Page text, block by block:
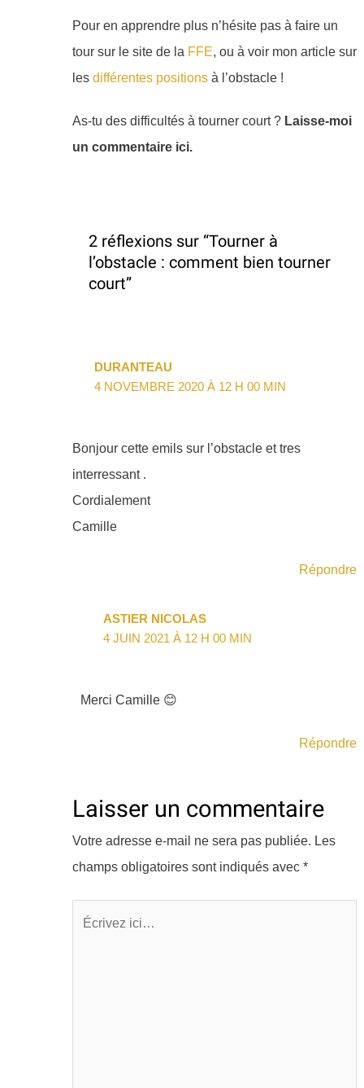
Pour en apprendre plus n’hésite pas à faire un
tour sur le site de la FFE, ou à voir mon article sur
les différentes positions à l’obstacle !
As-tu des difficultés à tourner court ? Laisse-moi
un commentaire ici.
2 réflexions sur “Tourner à
l’obstacle : comment bien tourner
court”
DURANTEAU
4 NOVEMBRE 2020 À 12 H 00 MIN
Bonjour cette emils sur l’obstacle et tres
interressant .
Cordialement
Camille
Répondre
ASTIER NICOLAS
4 JUIN 2021 À 12 H 00 MIN
Merci Camille 😊
Répondre
Laisser un commentaire
Votre adresse e-mail ne sera pas publiée. Les
champs obligatoires sont indiqués avec *